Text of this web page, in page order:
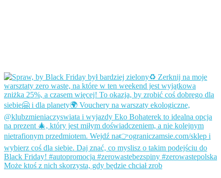
Może ktoś z nich skorzysta, gdy będzie chciał zrob